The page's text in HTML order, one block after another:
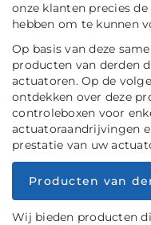
onze klanten precies
hebben om te kunnen
Op basis van deze
producten van derden
actuatoren. Op de
ontdekken over deze
controleboxen voor
actuatoraandrijvingen
prestatie van uw
Producten van
Wij bieden producten